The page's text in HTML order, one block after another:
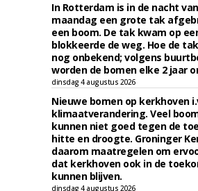
In Rotterdam is in de nacht
maandag een grote tak
een boom. De tak kwam op
blokkeerde de weg. Hoe de
nog onbekend; volgens
worden de bomen elke 2 jaar
dinsdag 4 augustus 2026
Nieuwe bomen op kerkhoven
klimaatverandering. Veel
kunnen niet goed tegen de
hitte en droogte. Groninger
daarom maatregelen om
dat kerkhoven ook in de
kunnen blijven.
dinsdag 4 augustus 2026